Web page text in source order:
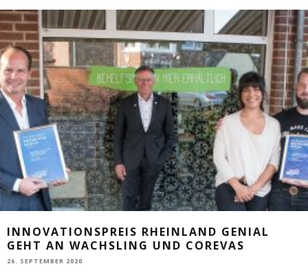
INNOVATIONSPREIS RHEINLAND GENIAL
GEHT AN WACHSLING UND COREVAS
26. SEPTEMBER 2020